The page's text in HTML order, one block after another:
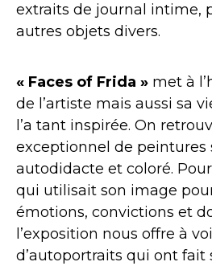
extraits de journal intime,
autres objets divers.
« Faces of Frida » met à
de l’artiste mais aussi sa
l’a tant inspirée. On
exceptionnel de peintures
autodidacte et coloré.
qui utilisait son image
émotions, convictions et
l’exposition nous offre à
d’autoportraits qui ont fait